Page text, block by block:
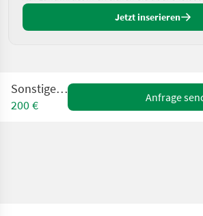
Jetzt inserieren
Sonstige Egge
200 €
Anfrage